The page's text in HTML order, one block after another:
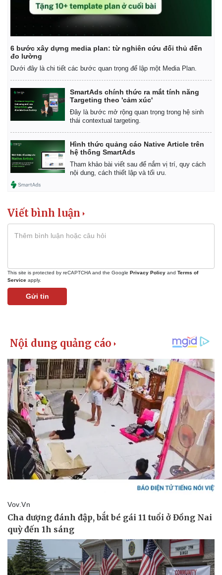
Kinh tế
Bất động sản
Khởi nghiệp
Thị trường
6 bước xây dựng media plan: từ nghiên cứu đối thủ đến
đo lường
Dưới đây là chi tiết các bước quan trọng để lập một Media Plan.
SmartAds chính thức ra mắt tính năng
Targeting theo 'cảm xúc'
Đây là bước mở rộng quan trọng trong hệ sinh
thái contextual targeting.
Hình thức quảng cáo Native Article trên
hệ thống SmartAds
Tham khảo bài viết sau để nắm vị trí, quy cách
nội dung, cách thiết lập và tối ưu.
Viết bình luận
This site is protected by reCAPTCHA and the Google Privacy Policy and Terms of
Service apply.
Gửi tin